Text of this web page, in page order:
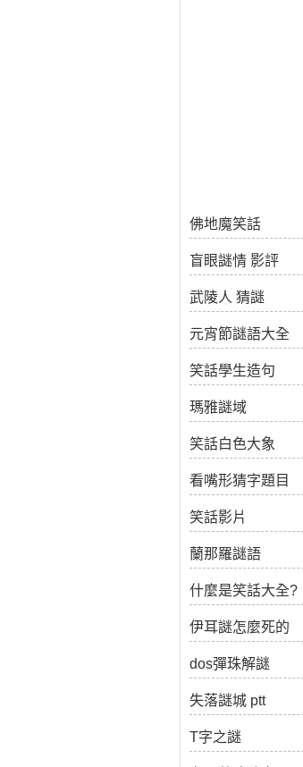
佛地魔笑話
盲眼謎情 影評
武陵人 猜謎
元宵節謎語大全
笑話學生造句
瑪雅謎域
笑話白色大象
看嘴形猜字題目
笑話影片
蘭那羅謎語
什麼是笑話大全?
伊耳謎怎麼死的
dos彈珠解謎
失落謎城 ptt
T字之謎